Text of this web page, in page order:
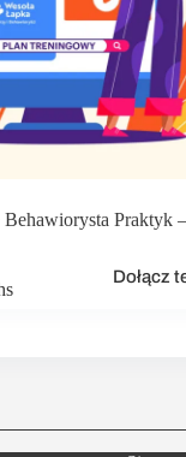
Praktyk
Dołącz